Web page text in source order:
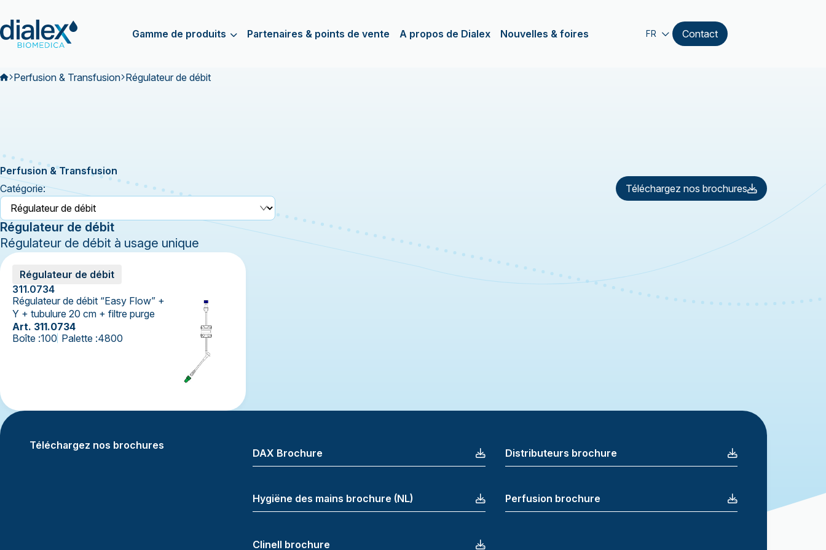
Gamme de produits Partenaires & points de vente A propos de Dialex Nouvelles & foires FR Contact
Perfusion & Transfusion Régulateur de débit
Perfusion & Transfusion
Catégorie:
Téléchargez nos brochures
Régulateur de débit
Régulateur de débit à usage unique
Régulateur de débit
311.0734
Régulateur de débit “Easy Flow” +
Y + tubulure 20 cm + filtre purge
Art. 311.0734
Boîte :100 Palette :4800
Téléchargez nos brochures
DAX Brochure Distributeurs brochure
Hygiëne des mains brochure (NL) Perfusion brochure
Clinell brochure